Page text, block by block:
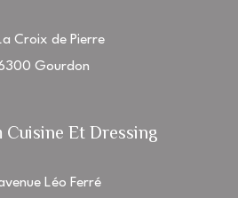
Croix de Pierre
Gourdon
Cuisine Et Dressing
Léo Ferré